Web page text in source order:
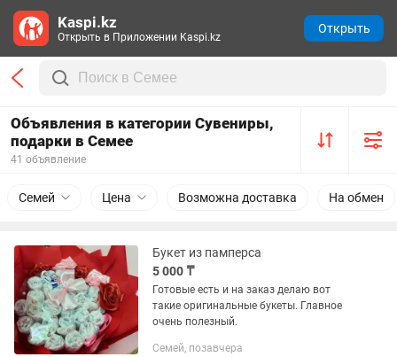
Объявления в категории Сувениры,
подарки в Семее
41 объявление
Семей Цена Возможна доставка На обмен
Букет из памперса
5 000 ₸
Готовые есть и на заказ делаю вот
такие оригинальные букеты. Главное
очень полезный.
Семей, позавчера
Kaspi.kz
Открыть в Приложении Kaspi.kz
Открыть